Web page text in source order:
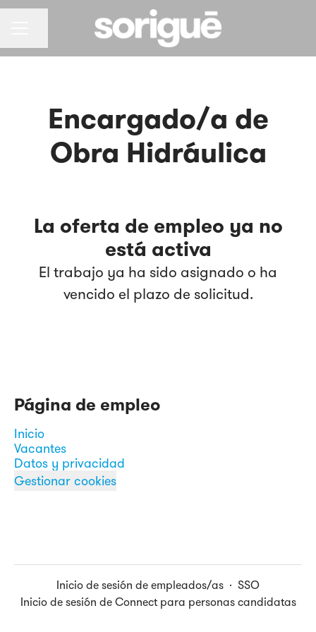
Compartir página
Encargado/a de
Obra Hidráulica
La oferta de empleo ya no
está activa
El trabajo ya ha sido asignado o ha
vencido el plazo de solicitud.
Página de empleo
Inicio
Vacantes
Datos y privacidad
Gestionar cookies
Inicio de sesión de empleados/as · SSO
Inicio de sesión de Connect para personas candidatas